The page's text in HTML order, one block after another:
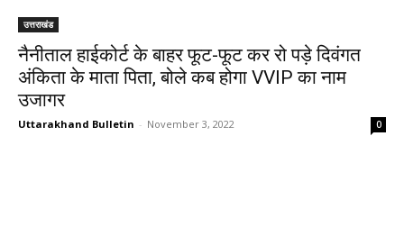
उत्तराखंड
नैनीताल हाईकोर्ट के बाहर फूट-फूट कर रो पड़े दिवंगत
अंकिता के माता पिता, बोले कब होगा VVIP का नाम
उजागर
Uttarakhand Bulletin - November 3, 2022 0